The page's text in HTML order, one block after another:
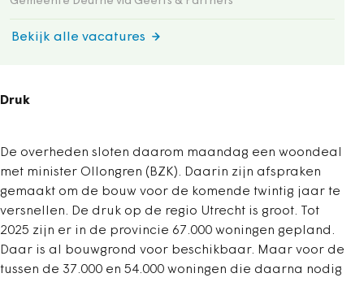
Bekijk alle vacatures
Druk
De overheden sloten daarom maandag een woondeal
met minister Ollongren (BZK). Daarin zijn afspraken
gemaakt om de bouw voor de komende twintig jaar te
versnellen. De druk op de regio Utrecht is groot. Tot
2025 zijn er in de provincie 67.000 woningen gepland.
Daar is al bouwgrond voor beschikbaar. Maar voor de
tussen de 37.000 en 54.000 woningen die daarna nodig